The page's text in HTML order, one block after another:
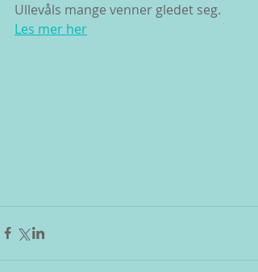
Ullevåls mange venner gledet seg.
Les mer her